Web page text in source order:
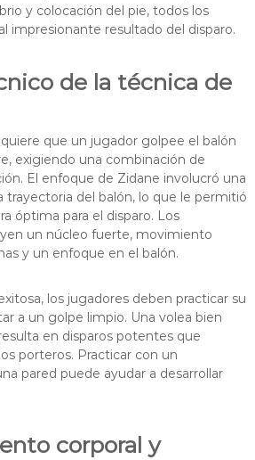
y colocación del pie, todos los
impresionante resultado del disparo.
de la técnica de
que un jugador golpee el balón
exigiendo una combinación de
El enfoque de Zidane involucró una
trayectoria del balón, lo que le permitió
óptima para el disparo. Los
un núcleo fuerte, movimiento
y un enfoque en el balón.
los jugadores deben practicar su
a un golpe limpio. Una volea bien
en disparos potentes que
porteros. Practicar con un
pared puede ayudar a desarrollar
corporal y